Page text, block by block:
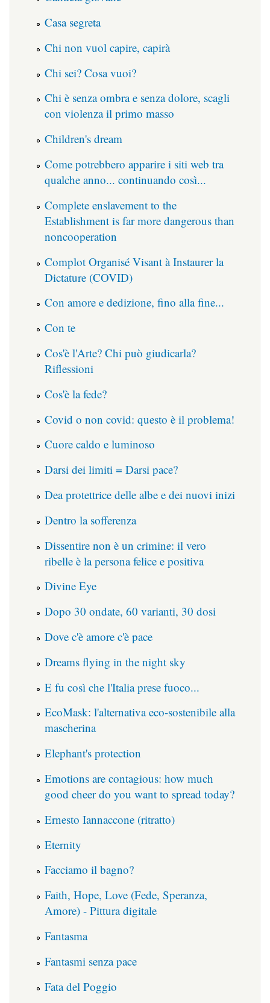
Casa segreta
Chi non vuol capire, capirà
Chi sei? Cosa vuoi?
Chi è senza ombra e senza dolore, scagli
con violenza il primo masso
Children's dream
Come potrebbero apparire i siti web tra
qualche anno... continuando così...
Complete enslavement to the
Establishment is far more dangerous than
noncooperation
Complot Organisé Visant à Instaurer la
Dictature (COVID)
Con amore e dedizione, fino alla fine...
Con te
Cos'è l'Arte? Chi può giudicarla?
Riflessioni
Cos'è la fede?
Covid o non covid: questo è il problema!
Cuore caldo e luminoso
Darsi dei limiti = Darsi pace?
Dea protettrice delle albe e dei nuovi inizi
Dentro la sofferenza
Dissentire non è un crimine: il vero
ribelle è la persona felice e positiva
Divine Eye
Dopo 30 ondate, 60 varianti, 30 dosi
Dove c'è amore c'è pace
Dreams flying in the night sky
E fu così che l'Italia prese fuoco...
EcoMask: l'alternativa eco-sostenibile alla
mascherina
Elephant's protection
Emotions are contagious: how much
good cheer do you want to spread today?
Ernesto Iannaccone (ritratto)
Eternity
Facciamo il bagno?
Faith, Hope, Love (Fede, Speranza,
Amore) - Pittura digitale
Fantasma
Fantasmi senza pace
Fata del Poggio